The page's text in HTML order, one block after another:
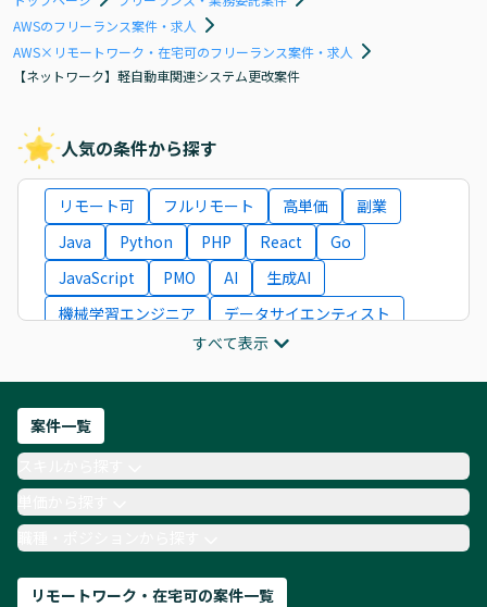
AWSのフリーランス案件・求人
AWS×リモートワーク・在宅可のフリーランス案件・求人
【ネットワーク】軽自動車関連システム更改案件
人気の条件から探す
リモート可 フルリモート 高単価
副業
Java
Python PHP React
Go
JavaScript
PMO AI
生成AI
機械学習エンジニア
データサイエンティスト
ITコンサルタント
フロントエンドエンジニア
ネットワークエンジニア
AIエンジニア
Webデザイナー
月収100万円 業務委託
COBOL
Ruby
TypeScript
Laravel AWS
すべて表示
案件一覧
単価から探す
職種・ポジションから探す
リモートワーク・在宅可の案件一覧